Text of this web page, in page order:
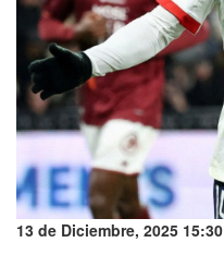
13 de Diciembre, 2025 15:30